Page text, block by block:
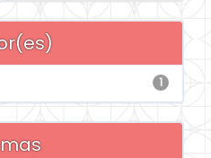
1